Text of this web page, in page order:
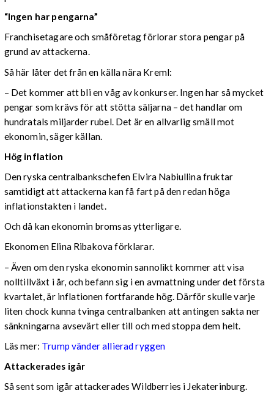
“Ingen har pengarna”
Franchisetagare och småföretag förlorar stora pengar på
grund av attackerna.
Så här låter det från en källa nära Kreml:
– Det kommer att bli en våg av konkurser. Ingen har så mycket
pengar som krävs för att stötta säljarna – det handlar om
hundratals miljarder rubel. Det är en allvarlig smäll mot
ekonomin, säger källan.
Hög inflation
Den ryska centralbankschefen Elvira Nabiullina fruktar
samtidigt att attackerna kan få fart på den redan höga
inflationstakten i landet.
Och då kan ekonomin bromsas ytterligare.
Ekonomen Elina Ribakova förklarar.
– Även om den ryska ekonomin sannolikt kommer att visa
nolltillväxt i år, och befann sig i en avmattning under det första
kvartalet, är inflationen fortfarande hög. Därför skulle varje
liten chock kunna tvinga centralbanken att antingen sakta ner
sänkningarna avsevärt eller till och med stoppa dem helt.
Läs mer: Trump vänder allierad ryggen
Attackerades igår
Så sent som igår attackerades Wildberries i Jekaterinburg.